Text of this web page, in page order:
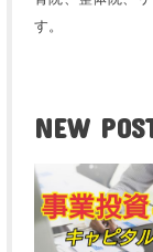
す。
NEW